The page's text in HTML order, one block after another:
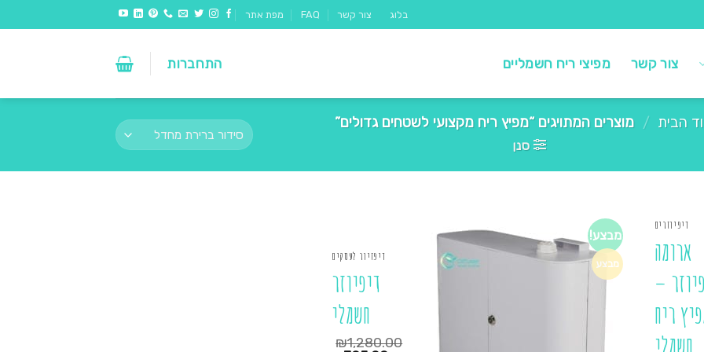
בלוג צור קשר FAQ מפת אתר
צור קשר מפיצי ריח חשמליים התחברות
הבית / מוצרים המתויגים “מפיץ ריח מקצועי לשטחים גדולים”
סנן
דיפיוזרים
ארומה
–
ריח
חשמלי
מבצע!
מבצע
דיפזיור לעסקים
דיפיוזר
חשמלי
₪1,280.00